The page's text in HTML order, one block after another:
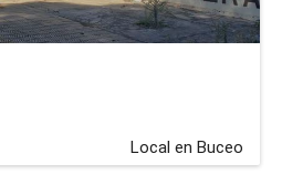
Local en Buceo